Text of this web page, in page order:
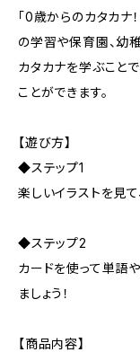
「0歳からのカタカナ
の学習や保育園、幼
カタカナを学ぶことで
ことができます。
【遊び方】
◆ステップ1
楽しいイラストを見て
◆ステップ2
カードを使って単語
ましょう！
【商品内容】